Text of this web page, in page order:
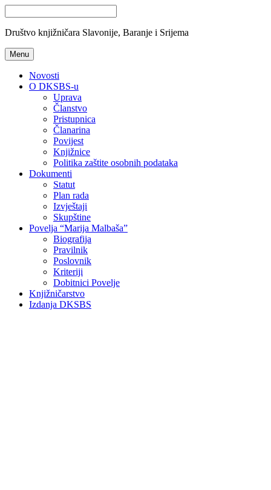
Društvo knjižničara Slavonije, Baranje i Srijema
Menu
Novosti
O DKSBS-u
Uprava
Članstvo
Pristupnica
Članarina
Povijest
Knjižnice
Politika zaštite osobnih podataka
Dokumenti
Statut
Plan rada
Izvještaji
Skupštine
Povelja “Marija Malbaša”
Biografija
Pravilnik
Poslovnik
Kriteriji
Dobitnici Povelje
Knjižničarstvo
Izdanja DKSBS